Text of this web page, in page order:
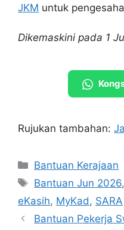
JKM untuk
Dikemaskini pada 1
Rujukan tambahan:
Categories
Bantuan Kerajaan
Tags
Bantuan Jun 2026,
eKasih, MyKad , SARA
Bantuan Pekerja